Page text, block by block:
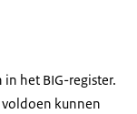
het BIG-register.
kunnen